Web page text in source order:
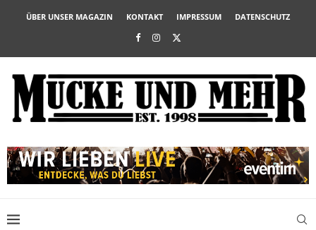
ÜBER UNSER MAGAZIN KONTAKT IMPRESSUM DATENSCHUTZ